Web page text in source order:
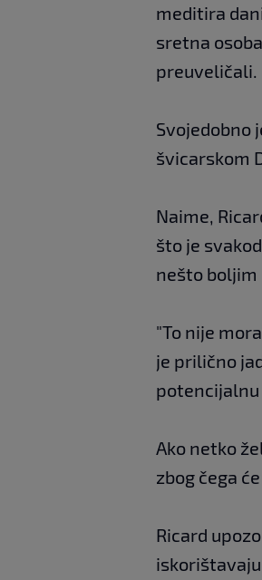
meditira
sretna
preuveličali.
Svojedobno
švicarskom
Naime,
što je
nešto boljim
"To nije
je prilično
potencijalnu
Ako netko
zbog čega
Ricard